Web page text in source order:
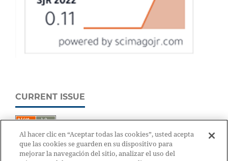
CURRENT ISSUE
Al hacer clic en “Aceptar todas las cookies”, usted acepta
que las cookies se guarden en su dispositivo para
mejorar la navegación del sitio, analizar el uso del